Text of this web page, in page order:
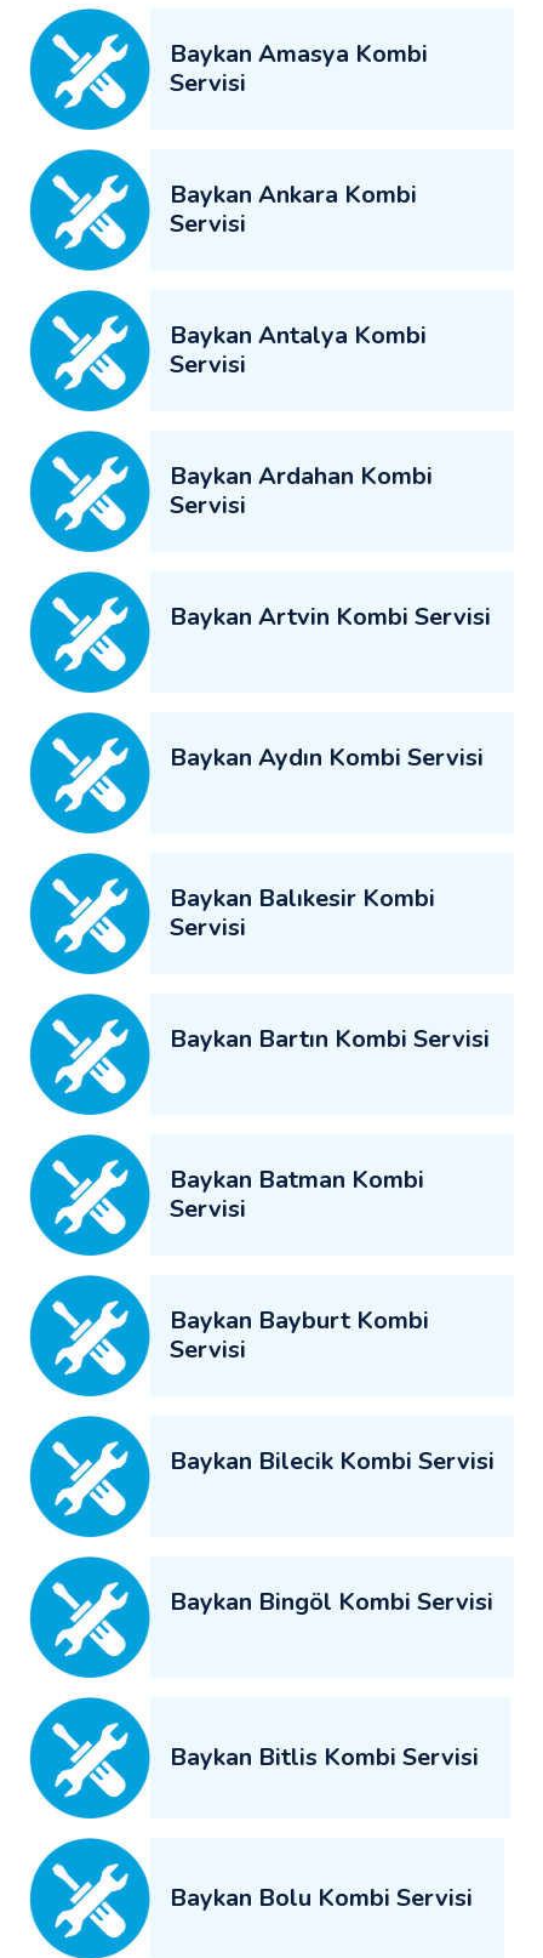
Baykan Amasya Kombi
Servisi
Baykan Ankara Kombi
Servisi
Baykan Antalya Kombi
Servisi
Baykan Ardahan Kombi
Servisi
Baykan Artvin Kombi Servisi
Baykan Aydın Kombi Servisi
Baykan Balıkesir Kombi
Servisi
Baykan Bartın Kombi Servisi
Baykan Batman Kombi
Servisi
Baykan Bayburt Kombi
Servisi
Baykan Bilecik Kombi Servisi
Baykan Bingöl Kombi Servisi
Baykan Bitlis Kombi Servisi
Baykan Bolu Kombi Servisi